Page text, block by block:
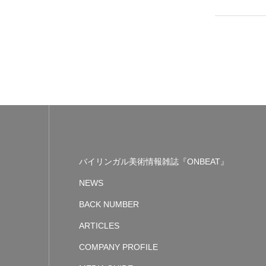
バイリンガル美術情報雑誌『ONBEAT』
NEWS
BACK NUMBER
ARTICLES
COMPANY PROFILE